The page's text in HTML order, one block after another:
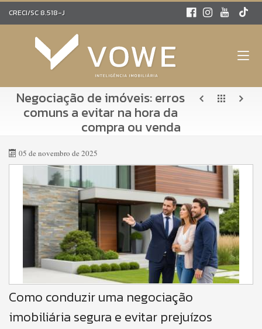
CRECI/SC 8.518-J
Negociação de imóveis: erros
comuns a evitar na hora da
compra ou venda
05 de novembro de 2025
Como conduzir uma negociação
imobiliária segura e evitar prejuízos